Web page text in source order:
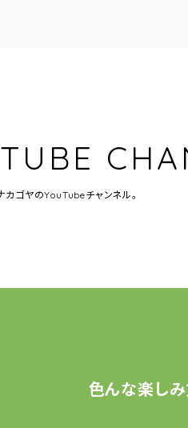
カゴヤのYouTubeチャンネル。
色んな楽し